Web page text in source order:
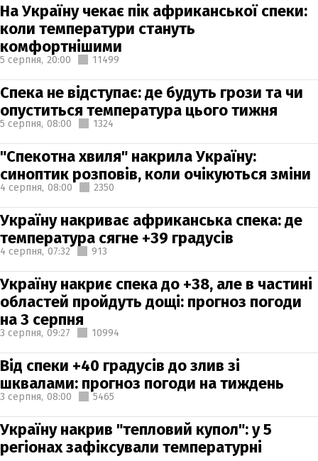
На Україну чекає пік африканської спеки:
коли температури стануть
комфортнішими
5 серпня, 20:00 11499
Спека не відступає: де будуть грози та чи
опуститься температура цього тижня
5 серпня, 08:00 1324
"Спекотна хвиля" накрила Україну:
синоптик розповів, коли очікуються зміни
4 серпня, 08:00 2350
Україну накриває африканська спека: де
температура сягне +39 градусів
4 серпня, 07:32 913
Україну накриє спека до +38, але в частині
областей пройдуть дощі: прогноз погоди
на 3 серпня
3 серпня, 09:27 10994
Від спеки +40 градусів до злив зі
шквалами: прогноз погоди на тиждень
3 серпня, 08:00 5465
Україну накрив "тепловий купол": у 5
регіонах зафіксували температурні